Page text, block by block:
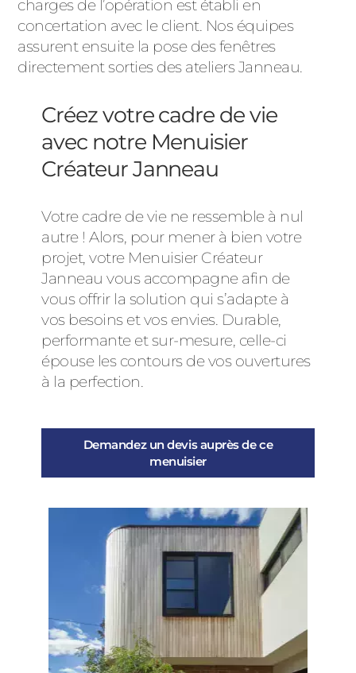
charges de l’opération est établi en
concertation avec le client. Nos équipes
assurent ensuite la pose des fenêtres
directement sorties des ateliers Janneau.
Créez votre cadre de vie
avec notre Menuisier
Créateur Janneau
Votre cadre de vie ne ressemble à nul
autre ! Alors, pour mener à bien votre
projet, votre Menuisier Créateur
Janneau vous accompagne afin de
vous offrir la solution qui s’adapte à
vos besoins et vos envies. Durable,
performante et sur-mesure, celle-ci
épouse les contours de vos ouvertures
à la perfection.
Demandez un devis auprès de ce
menuisier